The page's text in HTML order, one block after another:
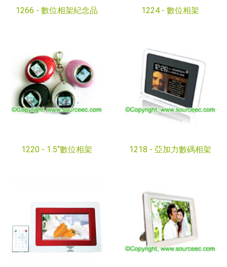
1266 - 數位相架紀念品 1224 - 數位相架
1220 - 1.5“數位相架 1218 - 亞加力數碼相架